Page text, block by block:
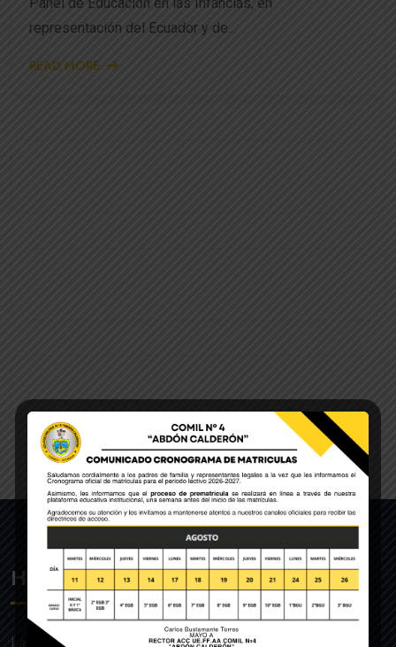
representación del Ecuador y de...
READ MORE
Historia
La UE de FF.AA. Colegio Militar N°4 “Abdón Calderón” fue